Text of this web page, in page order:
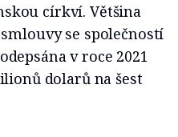
církví. Většina
se společností
v roce 2021
dolarů na šest